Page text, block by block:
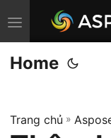
C
h
u
n
Home
Trang chủ »